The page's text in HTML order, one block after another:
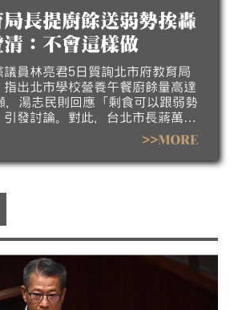
長提廚餘送弱勢挨轟
：不會這樣做
議員林亮君5日質詢北市府教育局
指出北市學校營養午餐廚餘量高達
，湯志民則回應「剩食可以跟弱勢
發討論。對此，台北市長蔣萬安
，市府不會這樣做，教育局會進
>>MORE